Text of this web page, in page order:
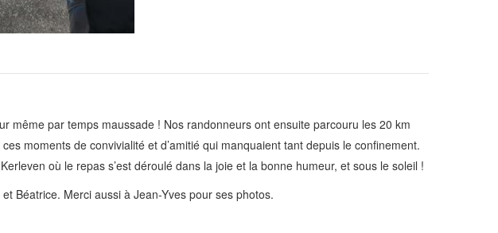
même par temps maussade ! Nos randonneurs ont ensuite parcouru les 20 km
moments de convivialité et d’amitié qui manquaient tant depuis le confinement.
où le repas s’est déroulé dans la joie et la bonne humeur, et sous le soleil !
Béatrice. Merci aussi à Jean-Yves pour ses photos.